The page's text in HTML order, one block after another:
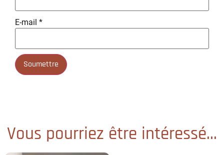
E-mail *
Vous pourriez être intéressé...